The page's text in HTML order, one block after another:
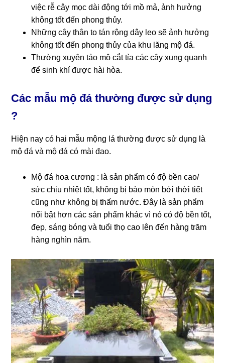
việc rễ cây mọc dài động tới mồ mả, ảnh hưởng
không tốt đến phong thủy.
Những cây thân to tán rộng dây leo sẽ ảnh hưởng
không tốt đến phong thủy của khu lăng mộ đá.
Thường xuyên tảo mộ cắt tỉa các cây xung quanh
để sinh khí được hài hòa.
Các mẫu mộ đá thường được sử dụng
?
Hiện nay có hai mẫu mộng lá thường được sử dụng là
mộ đá và mộ đá có mài đao.
Mộ đá hoa cương : là sản phẩm có độ bền cao/
sức chịu nhiệt tốt, không bị bào mòn bởi thời tiết
cũng như không bị thấm nước. Đây là sản phẩm
nổi bật hơn các sản phẩm khác vì nó có độ bền tốt,
đẹp, sáng bóng và tuổi thọ cao lên đến hàng trăm
hàng nghìn năm.